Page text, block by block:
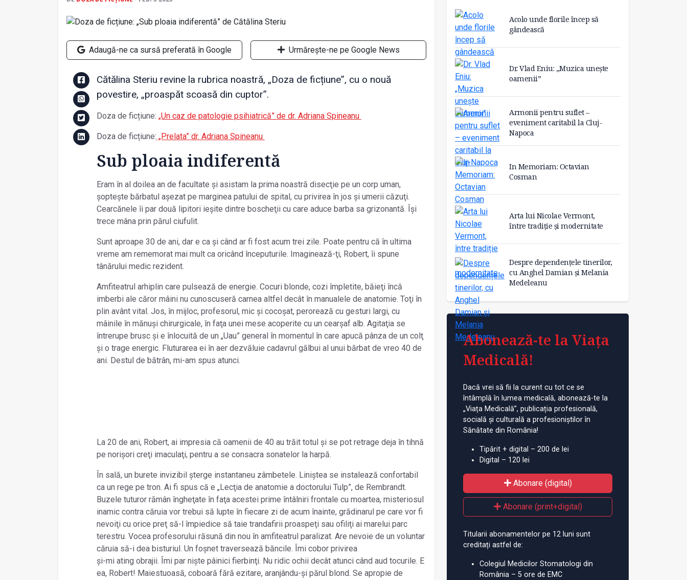
Adaugă-ne ca sursă preferată în Google Urmărește-ne pe Google News
Cătălina Steriu revine la rubrica noastră, „Doza de ficțiune”, cu o nouă
povestire, „proaspăt scoasă din cuptor”.
Doza de ficțiune: „Un caz de patologie psihiatrică” de dr. Adriana Spineanu
Doza de ficțiune: „Prelata” dr. Adriana Spineanu
Sub ploaia indiferentă
Eram în al doilea an de facultate și asistam la prima noastră disecţie pe un corp uman,
șoptește bărbatul așezat pe marginea patului de spital, cu privirea în jos și umerii căzuţi.
Cearcănele îi par două lipitori ieșite dintre boscheţii cu care aduce barba sa grizonantă. Își
trece mâna prin părul ciufulit.
Sunt aproape 30 de ani, dar e ca și când ar fi fost acum trei zile. Poate pentru că în ultima
vreme am rememorat mai mult ca oricând începuturile. Imaginează-ţi, Robert, îi spune
tânărului medic rezident.
Amfiteatrul arhiplin care pulsează de energie. Cocuri blonde, cozi împletite, băieţi încă
imberbi ale căror mâini nu cunoscuseră carnea altfel decât în manualele de anatomie. Toţi în
plin avânt vital. Jos, în mijloc, profesorul, mic și cocoșat, perorează cu gesturi largi, cu
mâinile în mănuși chirurgicale, în faţa unei mese acoperite cu un cearșaf alb. Agitaţia se
întrerupe brusc și e înlocuită de un „Uau” general în momentul în care apucă pânza de un colţ
și o trage energic. Fluturarea ei în aer dezvăluie cadavrul gălbui al unui bărbat de vreo 40 de
ani. Destul de bătrân, mi-am spus atunci.
La 20 de ani, Robert, ai impresia că oamenii de 40 au trăit totul și se pot retrage deja în tihnă
pe norișori creţi imaculaţi, pentru a se consacra sonatelor la harpă.
În sală, un burete invizibil șterge instantaneu zâmbetele. Liniștea se instalează confortabil
ca un rege pe tron. Ai fi spus că e „Lecţia de anatomie a doctorului Tulp”, de Rembrandt.
Buzele tuturor rămân îngheţate în faţa acestei prime întâlniri frontale cu moartea, misteriosul
inamic contra căruia vor trebui să lupte în fiecare zi de acum înainte, grădinarul pe care vor fi
nevoiţi cu orice preţ să-l împiedice să taie trandafirii proaspeţi sau ofiliţi ai marelui parc
terestru. Vocea profesorului răsună din nou în amfiteatrul paralizat. Are nevoie de un voluntar
căruia să-i dea bisturiul. Un foșnet traversează băncile. Îmi cobor privirea
și-mi ating obrajii. Îmi par niște pâinici fierbinţi. Nu ridic ochii decât atunci când aud tocurile. E
ea, Robert! Maiestuoasă, coboară fără ezitare, aranjându-și părul blond. Se apropie de
Acolo unde florile încep să
gândească
Dr. Vlad Eniu: „Muzica unește
oamenii”
Armonii pentru suflet –
eveniment caritabil la Cluj-
Napoca
In Memoriam: Octavian
Cosman
Arta lui Nicolae Vermont,
între tradiție și modernitate
Despre dependențele tinerilor,
cu Anghel Damian și Melania
Medeleanu
Abonează-te la Viața
Medicală!
Dacă vrei să fii la curent cu tot ce se
întâmplă în lumea medicală, abonează-te la
„Viața Medicală”, publicația profesională,
socială și culturală a profesioniștilor în
Sănătate din România!
Tipărit + digital – 200 de lei
Digital – 120 lei
Abonare (digital)
Abonare (print+digital)
Titularii abonamentelor pe 12 luni sunt
creditați astfel de:
Colegiul Medicilor Stomatologi din
România – 5 ore de EMC